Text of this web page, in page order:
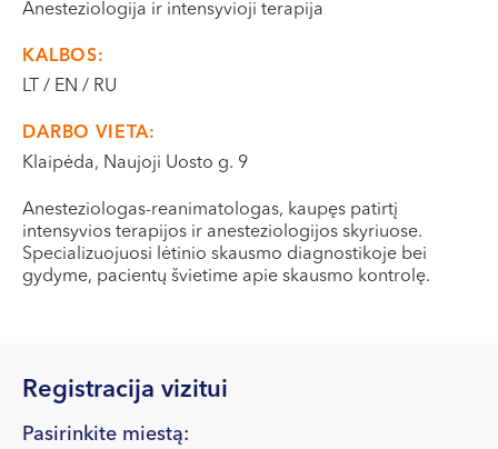
Darbo laikas:
I-V 08:00 - 20:00
Anesteziologija ir intensyvioji terapija
KALBOS:
LT / EN / RU
DARBO VIETA:
Klaipėda, Naujoji Uosto g. 9
Anesteziologas-reanimatologas, kaupęs patirtį
intensyvios terapijos ir anesteziologijos skyriuose.
Specializuojuosi lėtinio skausmo diagnostikoje bei
gydyme, pacientų švietime apie skausmo kontrolę.
Registracija vizitui
Pasirinkite miestą: